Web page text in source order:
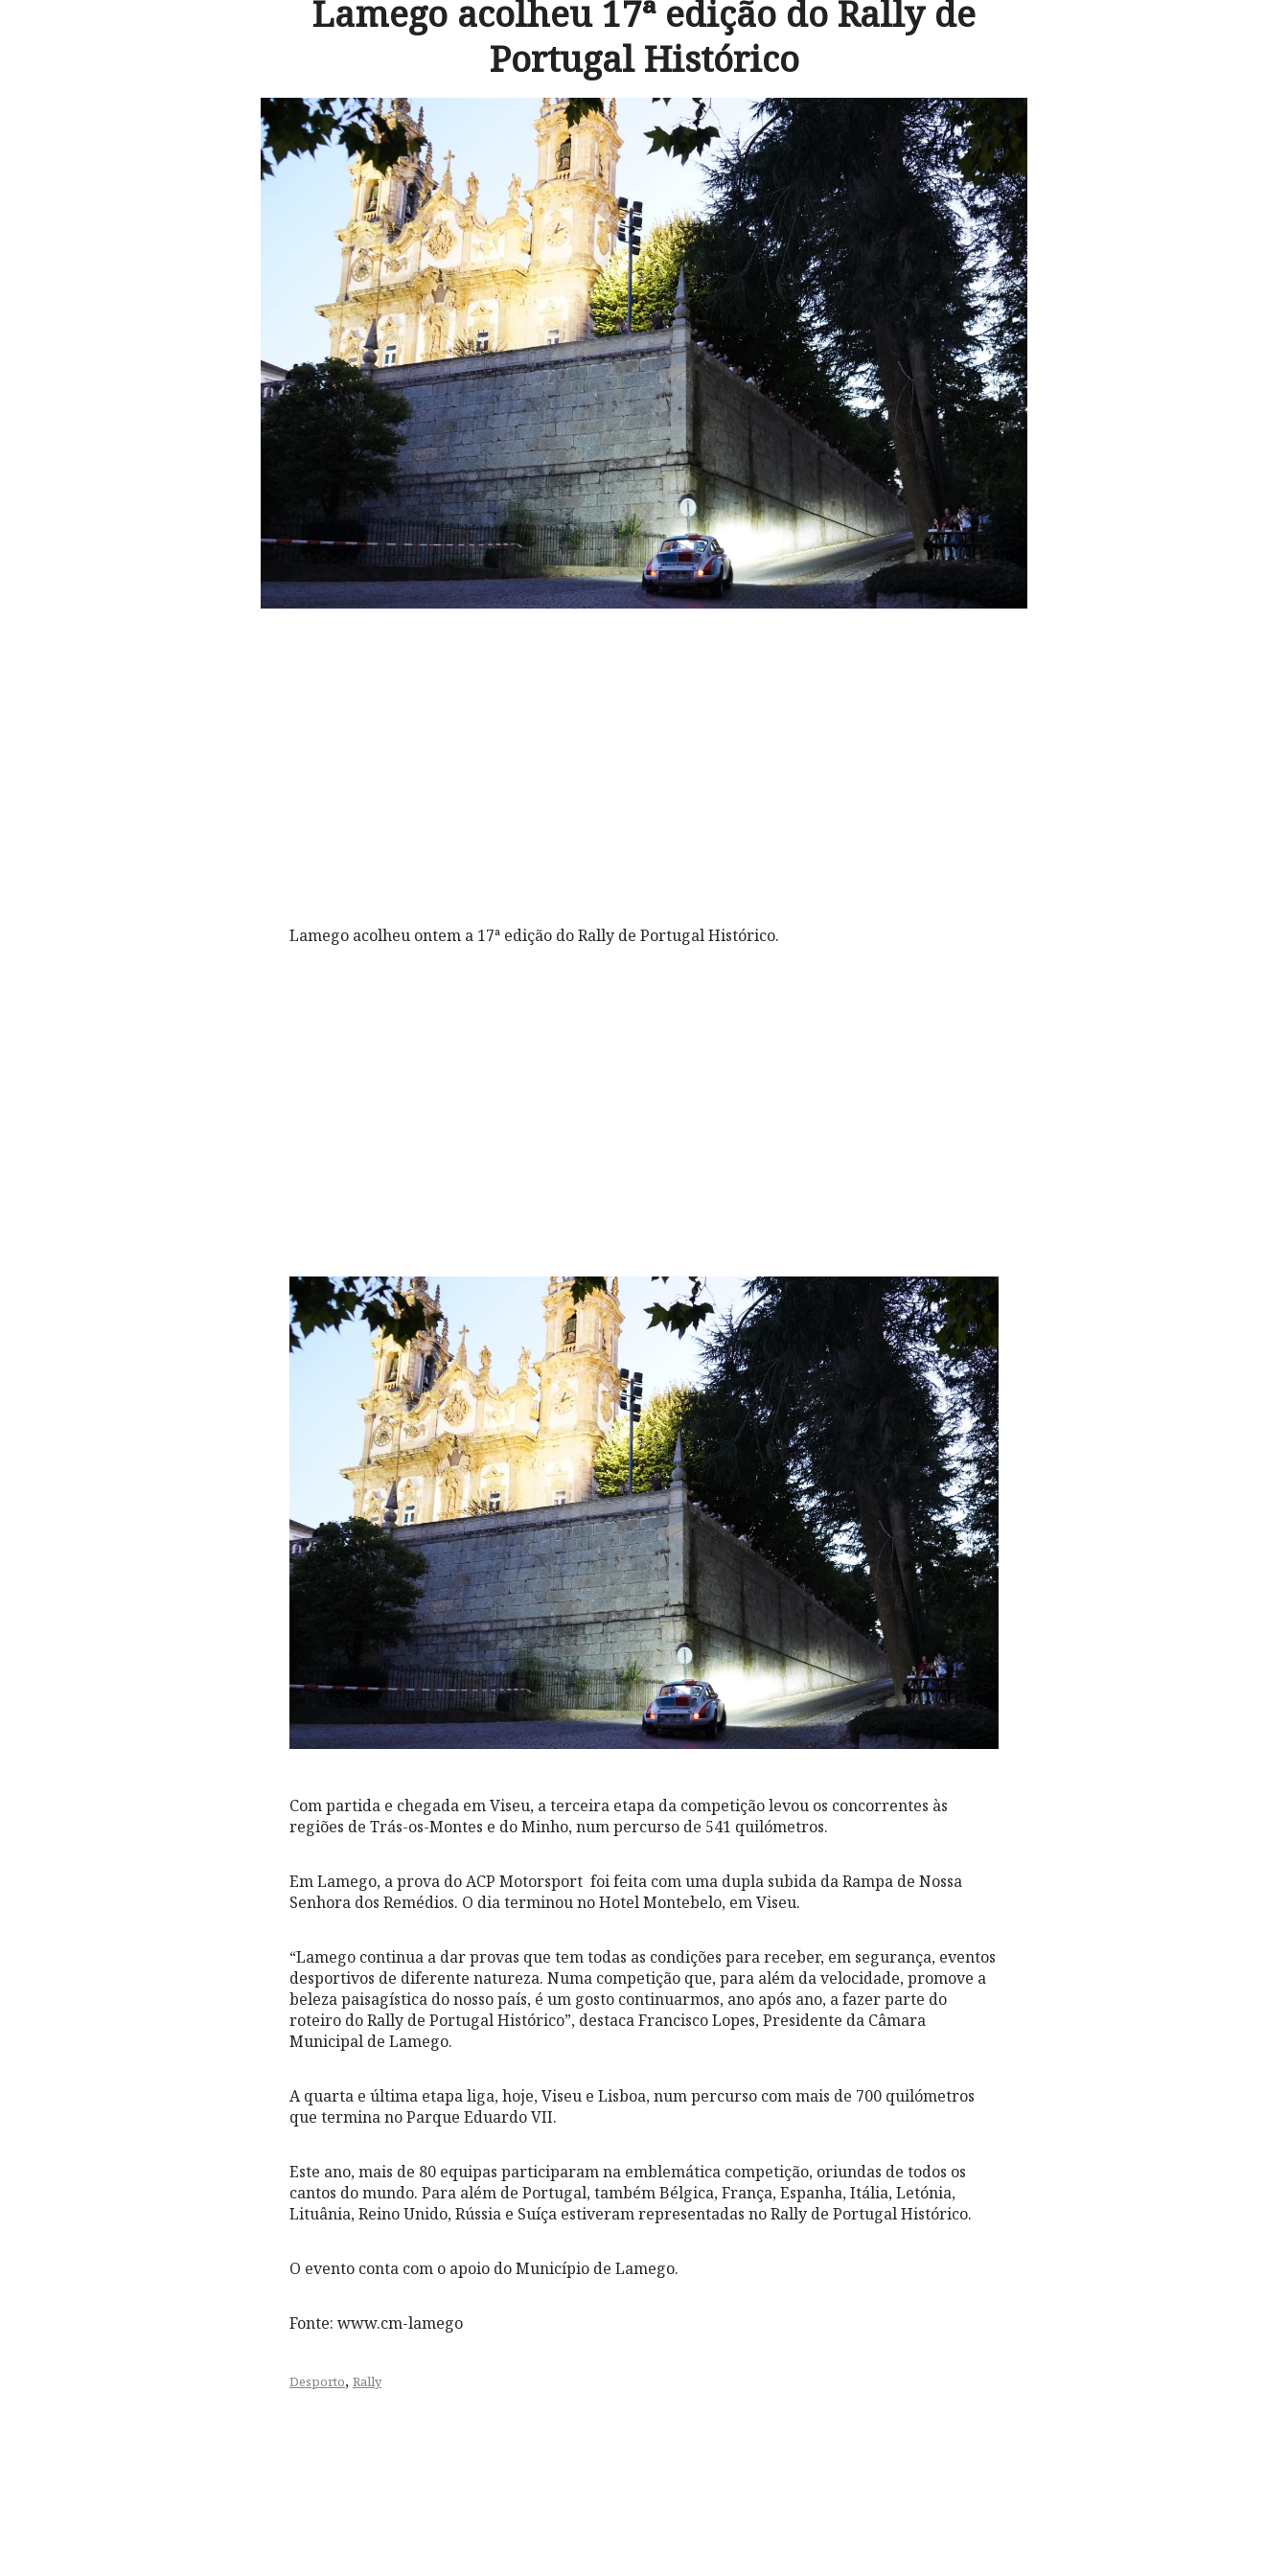
Lamego acolheu 17ª edição do Rally de
Portugal Histórico
Lamego acolheu ontem a 17ª edição do Rally de Portugal Histórico.
Com partida e chegada em Viseu, a terceira etapa da competição levou os concorrentes às
regiões de Trás-os-Montes e do Minho, num percurso de 541 quilómetros.
Em Lamego, a prova do ACP Motorsport foi feita com uma dupla subida da Rampa de Nossa
Senhora dos Remédios. O dia terminou no Hotel Montebelo, em Viseu.
“Lamego continua a dar provas que tem todas as condições para receber, em segurança, eventos
desportivos de diferente natureza. Numa competição que, para além da velocidade, promove a
beleza paisagística do nosso país, é um gosto continuarmos, ano após ano, a fazer parte do
roteiro do Rally de Portugal Histórico”, destaca Francisco Lopes, Presidente da Câmara
Municipal de Lamego.
A quarta e última etapa liga, hoje, Viseu e Lisboa, num percurso com mais de 700 quilómetros
que termina no Parque Eduardo VII.
Este ano, mais de 80 equipas participaram na emblemática competição, oriundas de todos os
cantos do mundo. Para além de Portugal, também Bélgica, França, Espanha, Itália, Letónia,
Lituânia, Reino Unido, Rússia e Suíça estiveram representadas no Rally de Portugal Histórico.
O evento conta com o apoio do Município de Lamego.
Fonte: www.cm-lamego
Desporto, Rally